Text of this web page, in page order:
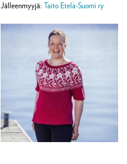
Jälleenmyyjä: Taito Etela-Suomi ry